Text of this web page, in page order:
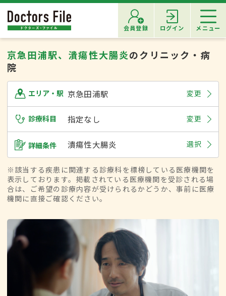
会員登録 ログイン メニュー
京急田浦駅、潰瘍性大腸炎のクリニック・病
院
エリア・駅 京急田浦駅 変更
診療科目 指定なし 変更
詳細条件 潰瘍性大腸炎 選択
※該当する疾患に関連する診療科を標榜している医療機関を
表示しております。掲載されている医療機関を受診される場
合は、ご希望の診療内容が受けられるかどうか、事前に医療
機関に直接ご確認ください。